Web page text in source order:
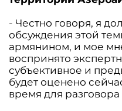
- Честно говоря, я
обсуждения этой
армянином, и мое
воспринято
субъективное и
будет оценено
время для разговора